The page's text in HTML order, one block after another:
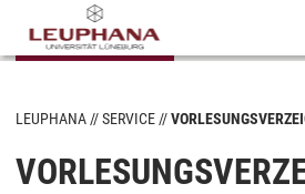
LEUPHANA SERVICE